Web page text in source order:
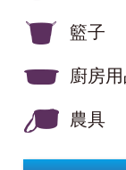
籃子
廚房
農具